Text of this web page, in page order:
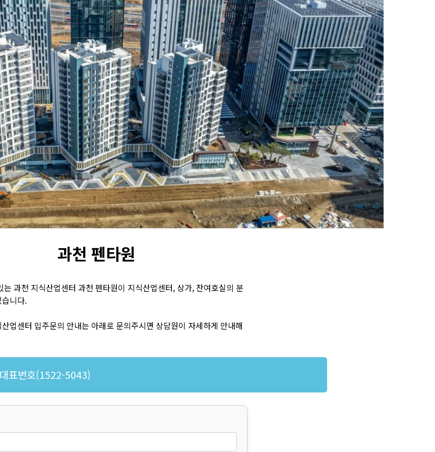
과천 펜타원
는 과천 지식산업센터 과천 펜타원이 지식산업센터, 상가, 잔여호실의 분
니다.
업센터 입주문의 안내는 아래로 문의주시면 상담원이 자세하게 안내해
대표번호(1522-5043)